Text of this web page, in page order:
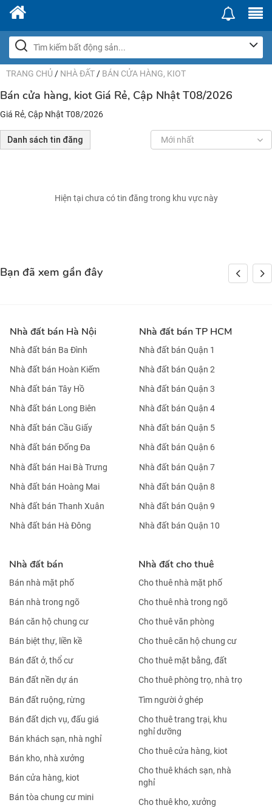
TRANG CHỦ / NHÀ ĐẤT / BÁN CỬA HÀNG, KIOT
Bán cửa hàng, kiot Giá Rẻ, Cập Nhật T08/2026
Giá Rẻ, Cập Nhật T08/2026
Danh sách tin đăng Mới nhất
Hiện tại chưa có tin đăng trong khu vực này
Bạn đã xem gần đây
Nhà đất bán Hà Nội
Nhà đất bán Ba Đình
Nhà đất bán Hoàn Kiếm
Nhà đất bán Tây Hồ
Nhà đất bán Long Biên
Nhà đất bán Cầu Giấy
Nhà đất bán Đống Đa
Nhà đất bán Hai Bà Trưng
Nhà đất bán Hoàng Mai
Nhà đất bán Thanh Xuân
Nhà đất bán Hà Đông
Nhà đất bán TP HCM
Nhà đất bán Quận 1
Nhà đất bán Quận 2
Nhà đất bán Quận 3
Nhà đất bán Quận 4
Nhà đất bán Quận 5
Nhà đất bán Quận 6
Nhà đất bán Quận 7
Nhà đất bán Quận 8
Nhà đất bán Quận 9
Nhà đất bán Quận 10
Nhà đất bán
Bán nhà mặt phố
Bán nhà trong ngõ
Bán căn hộ chung cư
Bán biệt thự, liền kề
Bán đất ở, thổ cư
Bán đất nền dự án
Bán đất ruộng, rừng
Bán đất dịch vụ, đấu giá
Bán khách sạn, nhà nghỉ
Bán kho, nhà xưởng
Bán cửa hàng, kiot
Bán tòa chung cư mini
Nhà đất cho thuê
Cho thuê nhà mặt phố
Cho thuê nhà trong ngõ
Cho thuê văn phòng
Cho thuê căn hộ chung cư
Cho thuê mặt bằng, đất
Cho thuê phòng trọ, nhà trọ
Tìm người ở ghép
Cho thuê trang trại, khu
nghỉ dưỡng
Cho thuê cửa hàng, kiot
Cho thuê khách sạn, nhà
nghỉ
Cho thuê kho, xưởng